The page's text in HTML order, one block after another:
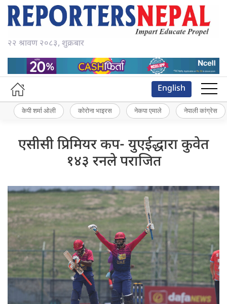
२२ श्रावण २०८३, शुक्रबार
English
केपी शर्मा ओली कोरोना भाइरस नेकपा एमाले नेपाली कांग्रेस
एसीसी प्रिमियर कप- युएईद्धारा कुवेत
१४३ रनले पराजित